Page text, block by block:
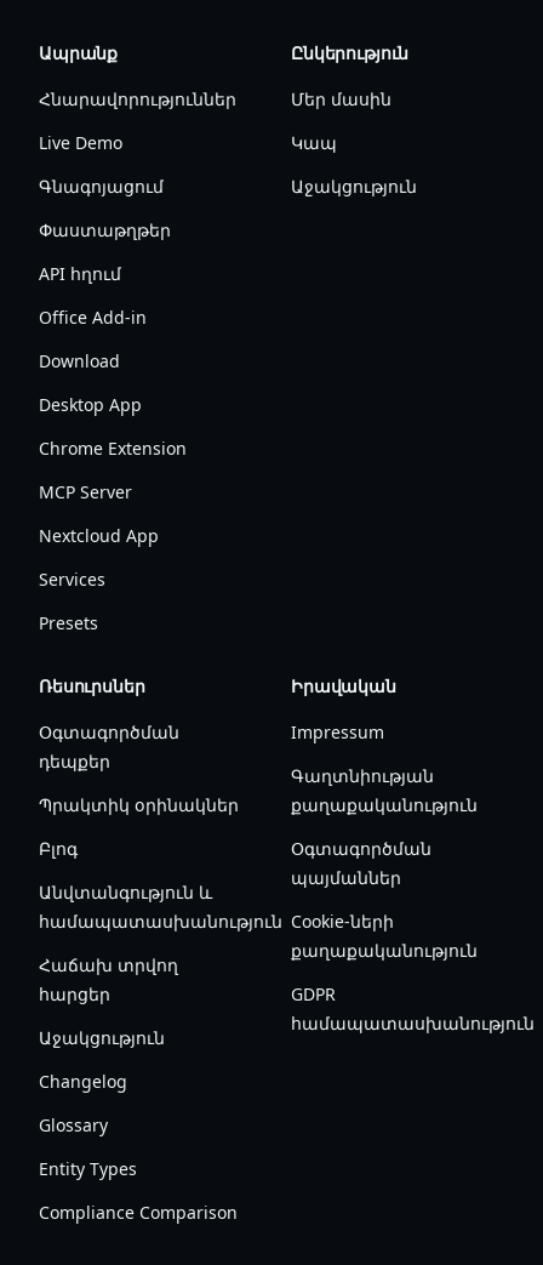
Ապրանք
Հնարավորություններ
Live Demo
Գնագոյացում
Փաստաթղթեր
API հղում
Office Add-in
Download
Desktop App
Chrome Extension
MCP Server
Nextcloud App
Services
Presets
Ընկերություն
Մեր մասին
Կապ
Աջակցություն
Ռեսուրսներ
Օգտագործման
դեպքեր
Պրակտիկ օրինակներ
Բլոգ
Անվտանգություն և
համապատասխանություն
Հաճախ տրվող
հարցեր
Աջակցություն
Changelog
Glossary
Entity Types
Compliance Comparison
Իրավական
Impressum
Գաղտնիության
քաղաքականություն
Օգտագործման
պայմաններ
Cookie-ների
քաղաքականություն
GDPR
համապատասխանություն